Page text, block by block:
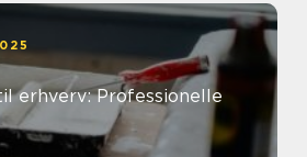
erhverv: Professionelle